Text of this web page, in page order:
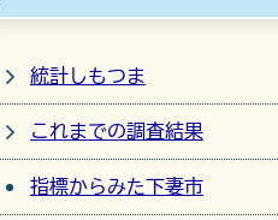
統計しもつま
これまでの調査結果
指標からみた下妻市